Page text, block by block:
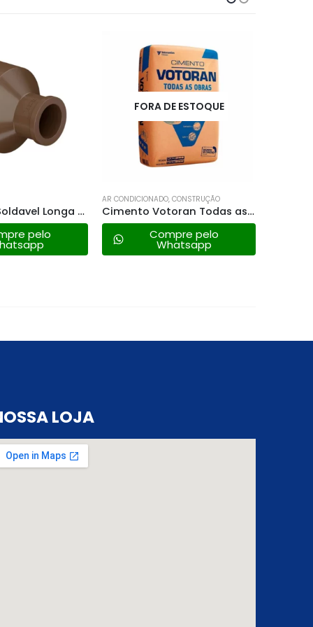
Bucha Red. Soldavel Longa 50x25mm
pelo
FORA DE ESTOQUE
AR CONDICIONADO, CONSTRUÇÃO
Cimento Votoran Todas as Obras – 50kg
Compre pelo
Whatsapp
LOJA